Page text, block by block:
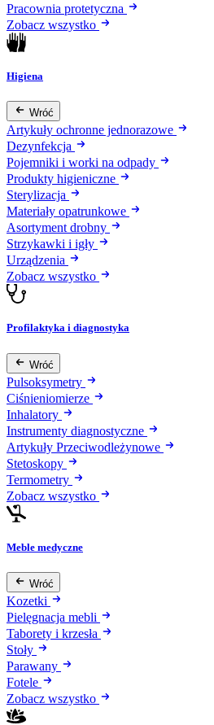
Pracownia protetyczna
Zobacz wszystko
Higiena
Wróć
Artykuły ochronne jednorazowe
Dezynfekcja
Pojemniki i worki na odpady
Produkty higieniczne
Sterylizacja
Materiały opatrunkowe
Asortyment drobny
Strzykawki i igły
Urządzenia
Zobacz wszystko
Profilaktyka i diagnostyka
Wróć
Pulsoksymetry
Ciśnieniomierze
Inhalatory
Instrumenty diagnostyczne
Artykuły Przeciwodleżynowe
Stetoskopy
Termometry
Zobacz wszystko
Meble medyczne
Wróć
Kozetki
Pielęgnacja mebli
Taborety i krzesła
Stoły
Parawany
Fotele
Zobacz wszystko